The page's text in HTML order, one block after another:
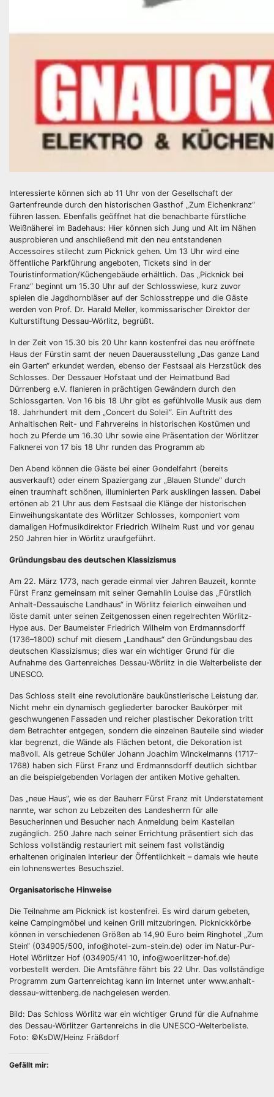
Interessierte können sich ab 11 Uhr von der Gesellschaft der
Gartenfreunde durch den historischen Gasthof „Zum Eichenkranz“
führen lassen. Ebenfalls geöffnet hat die benachbarte fürstliche
Weißnäherei im Badehaus: Hier können sich Jung und Alt im Nähen
ausprobieren und anschließend mit den neu entstandenen
Accessoires stilecht zum Picknick gehen. Um 13 Uhr wird eine
öffentliche Parkführung angeboten, Tickets sind in der
Touristinformation/Küchengebäude erhältlich. Das „Picknick bei
Franz“ beginnt um 15.30 Uhr auf der Schlosswiese, kurz zuvor
spielen die Jagdhornbläser auf der Schlosstreppe und die Gäste
werden von Prof. Dr. Harald Meller, kommissarischer Direktor der
Kulturstiftung Dessau-Wörlitz, begrüßt.
In der Zeit von 15.30 bis 20 Uhr kann kostenfrei das neu eröffnete
Haus der Fürstin samt der neuen Dauerausstellung „Das ganze Land
ein Garten“ erkundet werden, ebenso der Festsaal als Herzstück des
Schlosses. Der Dessauer Hofstaat und der Heimatbund Bad
Dürrenberg e.V. flanieren in prächtigen Gewändern durch den
Schlossgarten. Von 16 bis 18 Uhr gibt es gefühlvolle Musik aus dem
18. Jahrhundert mit dem „Concert du Soleil“. Ein Auftritt des
Anhaltischen Reit- und Fahrvereins in historischen Kostümen und
hoch zu Pferde um 16.30 Uhr sowie eine Präsentation der Wörlitzer
Falknerei von 17 bis 18 Uhr runden das Programm ab
Den Abend können die Gäste bei einer Gondelfahrt (bereits
ausverkauft) oder einem Spaziergang zur „Blauen Stunde“ durch
einen traumhaft schönen, illuminierten Park ausklingen lassen. Dabei
ertönen ab 21 Uhr aus dem Festsaal die Klänge der historischen
Einweihungskantate des Wörlitzer Schlosses, komponiert vom
damaligen Hofmusikdirektor Friedrich Wilhelm Rust und vor genau
250 Jahren hier in Wörlitz uraufgeführt.
Gründungsbau des deutschen Klassizismus
Am 22. März 1773, nach gerade einmal vier Jahren Bauzeit, konnte
Fürst Franz gemeinsam mit seiner Gemahlin Louise das „Fürstlich
Anhalt-Dessauische Landhaus“ in Wörlitz feierlich einweihen und
löste damit unter seinen Zeitgenossen einen regelrechten Wörlitz-
Hype aus. Der Baumeister Friedrich Wilhelm von Erdmannsdorff
(1736–1800) schuf mit diesem „Landhaus“ den Gründungsbau des
deutschen Klassizismus; dies war ein wichtiger Grund für die
Aufnahme des Gartenreiches Dessau-Wörlitz in die Welterbeliste der
UNESCO.
Das Schloss stellt eine revolutionäre baukünstlerische Leistung dar.
Nicht mehr ein dynamisch gegliederter barocker Baukörper mit
geschwungenen Fassaden und reicher plastischer Dekoration tritt
dem Betrachter entgegen, sondern die einzelnen Bauteile sind wieder
klar begrenzt, die Wände als Flächen betont, die Dekoration ist
maßvoll. Als getreue Schüler Johann Joachim Winckelmanns (1717–
1768) haben sich Fürst Franz und Erdmannsdorff deutlich sichtbar
an die beispielgebenden Vorlagen der antiken Motive gehalten.
Das „neue Haus“, wie es der Bauherr Fürst Franz mit Understatement
nannte, war schon zu Lebzeiten des Landesherrn für alle
Besucherinnen und Besucher nach Anmeldung beim Kastellan
zugänglich. 250 Jahre nach seiner Errichtung präsentiert sich das
Schloss vollständig restauriert mit seinem fast vollständig
erhaltenen originalen Interieur der Öffentlichkeit – damals wie heute
ein lohnenswertes Besuchsziel.
Organisatorische Hinweise
Die Teilnahme am Picknick ist kostenfrei. Es wird darum gebeten,
keine Campingmöbel und keinen Grill mitzubringen. Picknickkörbe
können in verschiedenen Größen ab 14,90 Euro beim Ringhotel „Zum
Stein“ (034905/500, info@hotel-zum-stein.de) oder im Natur-Pur-
Hotel Wörlitzer Hof (034905/41 10, info@woerlitzer-hof.de)
vorbestellt werden. Die Amtsfähre fährt bis 22 Uhr. Das vollständige
Programm zum Gartenreichtag kann im Internet unter www.anhalt-
dessau-wittenberg.de nachgelesen werden.
Bild: Das Schloss Wörlitz war ein wichtiger Grund für die Aufnahme
des Dessau-Wörlitzer Gartenreichs in die UNESCO-Welterbeliste.
Foto: ©KsDW/Heinz Fräßdorf
Gefällt mir: